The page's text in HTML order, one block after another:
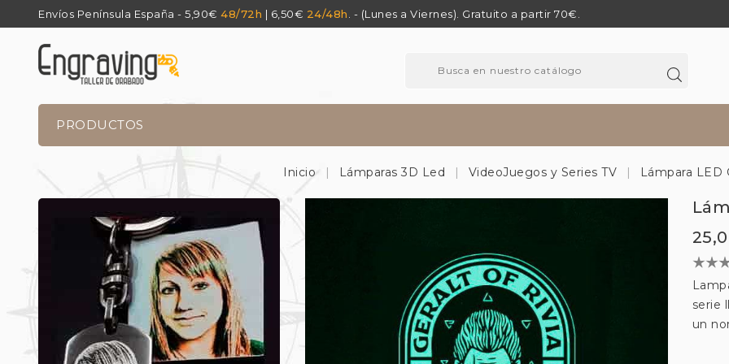
Envíos Península España - 5,90€ 48/72h | 6,50€ 24/48h . - (Lunes a Viernes). Gratuito a partir 70€.
PRODUCTOS
Inicio Lámparas 3D Led VideoJuegos y Series TV Lámpara LED
serie
un